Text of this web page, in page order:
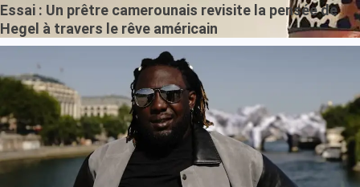
Essai : Un prêtre camerounais revisite la pensée de
Hegel à travers le rêve américain